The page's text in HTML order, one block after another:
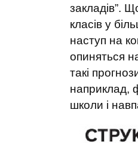
закладів”.
класів у
наступ на
опиняться
такі
наприклад,
школи і